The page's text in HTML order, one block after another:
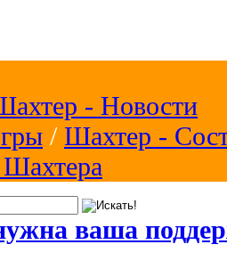
- Новости
/ Шахтер -
ваша